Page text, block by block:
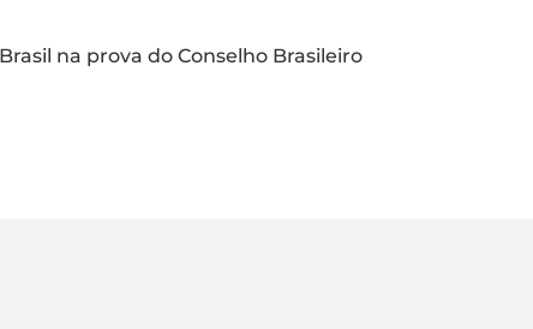
na prova do Conselho Brasileiro